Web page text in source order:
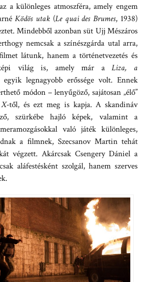
a különleges atmoszféra, amely engem
Ködös utak (Le quai des Brumes, 1938)
Mindebből azonban süt Ujj Mészáros
nemcsak a színészgárda utal arra,
látunk, hanem a történetvezetés és
képi világ is, amely már aLiza, a
legnagyobb erőssége volt. Ennek
módon – lenyűgöző, sajátosan „élő”
X-től, és ezt meg is kapja. A skandináv
szürkébe hajló képek, valamint a
való játék különleges,
a filmnek, Szecsanov Martin tehát
végzett. Akárcsak Csengery Dániel a
aláfestésként szolgál, hanem szerves